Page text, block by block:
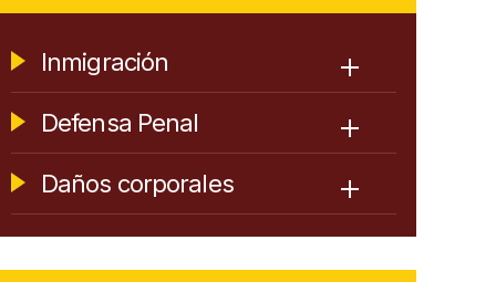
Inmigración
Defensa Penal
Daños corporales